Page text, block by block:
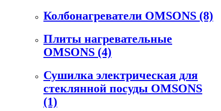
Колбонагреватели OMSONS (8)
Плиты нагревательные
OMSONS (4)
Сушилка электрическая для
стеклянной посуды OMSONS
(1)